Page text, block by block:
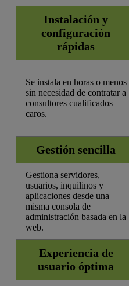
Instalación y
configuración
rápidas
Se instala en horas o menos
sin necesidad de contratar a
consultores cualificados
caros.
Gestión sencilla
Gestiona servidores,
usuarios, inquilinos y
aplicaciones desde una
misma consola de
administración basada en la
web.
Experiencia de
usuario óptima